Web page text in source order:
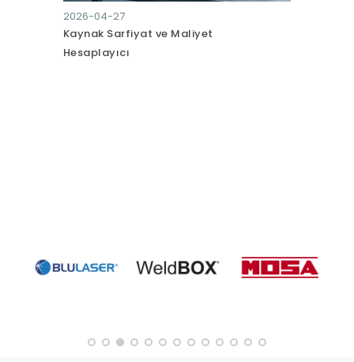
2026-04-27
Kaynak Sarfiyat ve Maliyet
Hesaplayıcı